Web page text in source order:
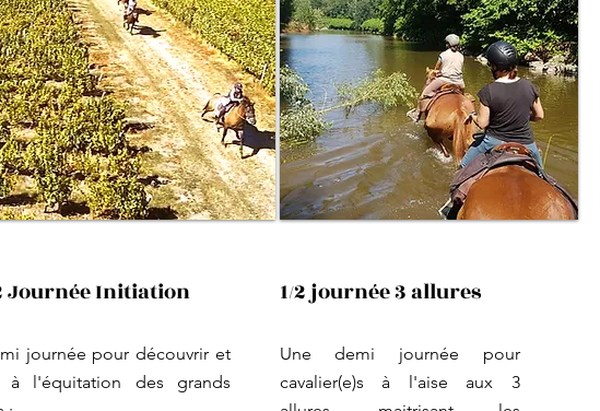
Journée Initiation
journée pour découvrir et
à l'équitation des grands
1/2 journée 3 allures
Une demi journée pour
cavalier(e)s à l'aise aux 3